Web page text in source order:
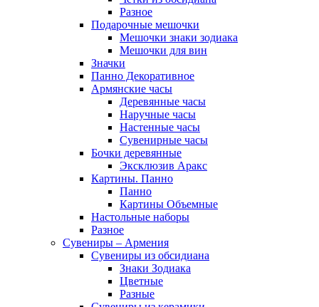
Разное
Подарочные мешочки
Мешочки знаки зодиака
Мешочки для вин
Значки
Панно Декоративное
Армянские часы
Деревянные часы
Наручные часы
Настенные часы
Сувенирные часы
Бочки деревянные
Эксклюзив Аракс
Картины. Панно
Панно
Картины Объемные
Настольные наборы
Разное
Сувениры – Армения
Сувениры из обсидиана
Знаки Зодиака
Цветные
Разные